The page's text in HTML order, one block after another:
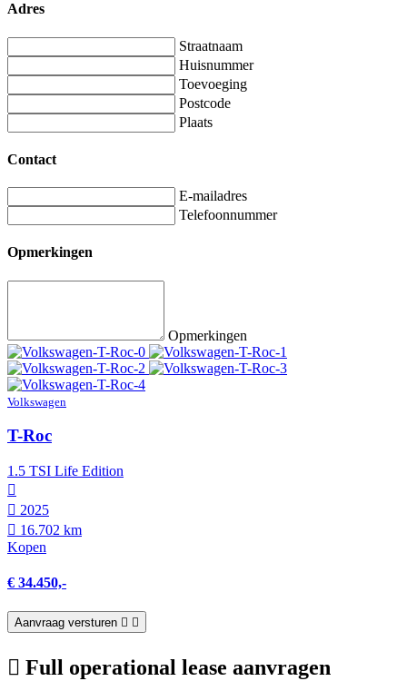
Adres
Straatnaam
Huisnummer
Toevoeging
Postcode
Plaats
Contact
E-mailadres
Telefoonnummer
Opmerkingen
Opmerkingen
Volkswagen
T-Roc
1.5 TSI Life Edition
2025
16.702 km
Kopen
€ 34.450,-
Aanvraag versturen
Full operational lease aanvragen